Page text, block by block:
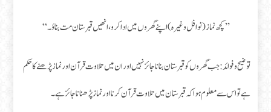
’’کچھ نماز (نوافل وغیرہ) اپنے گھروں میں ادا کرو، انھیں قبرستان مت بناؤ۔“
توضیح و فوائد: جب گھروں کو قبرستان بنانا جائز نہیں اور ان میں تلاوت قرآن اور نماز پڑھنے کا حکم
ہے تو اس سے معلوم ہوا کہ قبرستان میں تلاوت قرآن کرنا اور نماز پڑھنا ناجائز ہے۔